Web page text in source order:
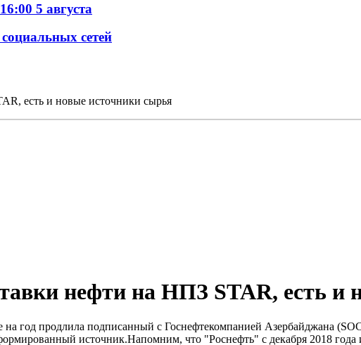
5 августа
сетей
есть и новые источники сырья
нефти на НПЗ STAR, есть и
год продлила подписанный с Госнефтекомпанией Азербайджана
источник.Напомним, что "Роснефть" с декабря 2018 года